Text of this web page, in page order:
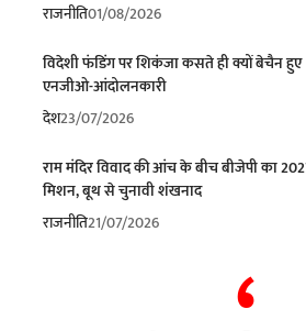
राजनीति01/08/2026
विदेशी फंडिंग पर शिकंजा कसते ही क्यों बेचैन हुए
एनजीओ-आंदोलनकारी
देश23/07/2026
राम मंदिर विवाद की आंच के बीच बीजेपी का
मिशन, बूथ से चुनावी शंखनाद
राजनीति21/07/2026